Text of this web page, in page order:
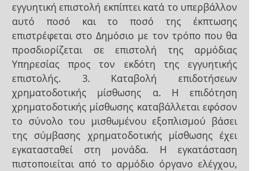
εγγυητική επιστολή εκπίπτει κατά το υπερβάλλον
αυτό ποσό και το ποσό της έκπτωσης
επιστρέφεται στο ∆ηµόσιο µε τον τρόπο που θα
προσδιορίζεται σε επιστολή της αρµόδιας
Υπηρεσίας προς τον εκδότη της εγγυητικής
επιστολής. 3. Καταβολή επιδοτήσεων
χρηματοδοτικής μίσθωσης α. Η επιδότηση
χρηματοδοτικής μίσθωσης καταβάλλεται εφόσον
το σύνολο του μισθωμένου εξοπλισμού βάσει
της σύμβασης χρηματοδοτικής μίσθωσης έχει
εγκατασταθεί στη μονάδα. Η εγκατάσταση
πιστοποιείται από το αρμόδιο όργανο ελέγχου,